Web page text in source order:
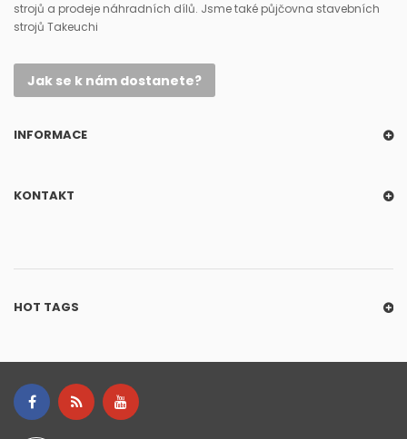
strojů a prodeje náhradních dílů. Jsme také půjčovna stavebních
strojů Takeuchi
Jak se k nám dostanete?
INFORMACE
KONTAKT
HOT TAGS